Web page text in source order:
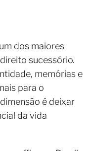
dos maiores
sucessório.
memórias e
para o
é deixar
da vida